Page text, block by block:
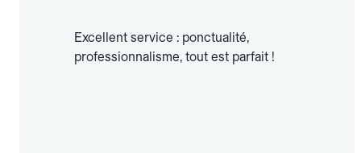
Excellent service : ponctualité,
professionnalisme, tout est parfait !